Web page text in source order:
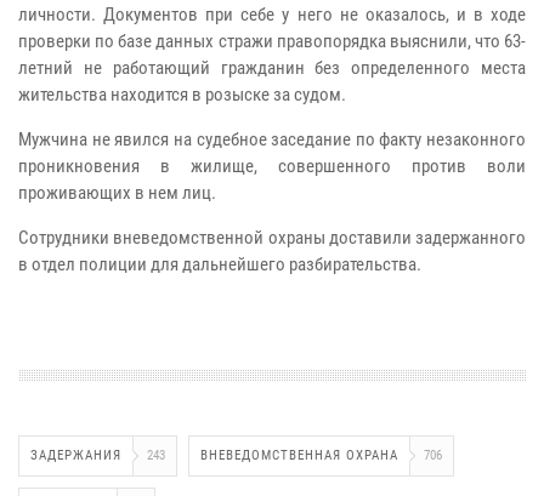
личности. Документов при себе у него не оказалось, и в ходе
проверки по базе данных стражи правопорядка выяснили, что 63-
летний не работающий гражданин без определенного места
жительства находится в розыске за судом.
Мужчина не явился на судебное заседание по факту незаконного
проникновения в жилище, совершенного против воли
проживающих в нем лиц.
Сотрудники вневедомственной охраны доставили задержанного
в отдел полиции для дальнейшего разбирательства.
ЗАДЕРЖАНИЯ 243 ВНЕВЕДОМСТВЕННАЯ ОХРАНА 706